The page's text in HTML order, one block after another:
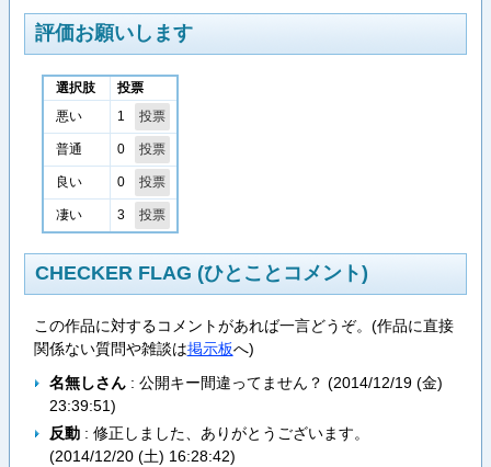
評価お願いします
選択肢 投票
悪い 1
普通 0
良い 0
凄い 3
CHECKER FLAG (ひとことコメント)
この作品に対するコメントがあれば一言どうぞ。(作品に直接
関係ない質問や雑談は掲示板へ)
名無しさん: 公開キー間違ってません？ (2014/12/19 (金)
23:39:51)
反動: 修正しました、ありがとうございます。
(2014/12/20 (土) 16:28:42)